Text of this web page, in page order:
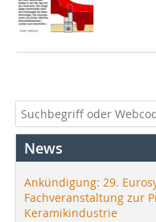
News
Ankündigung: 29.
Fachveranstaltung zur
Keramikindustrie